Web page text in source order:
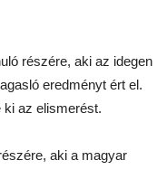
részére, aki az idegen
eredményt ért el.
ki az elismerést.
aki a magyar